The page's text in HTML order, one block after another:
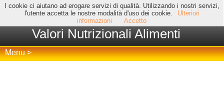
I cookie ci aiutano ad erogare servizi di qualità. Utilizzando i nostri servizi,
l'utente accetta le nostre modalità d'uso dei cookie.
Ulteriori
informazioni
Accetto
Valori Nutrizionali Alimenti
Menu >